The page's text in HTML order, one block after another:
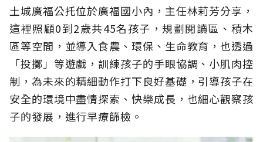
土城廣福公托位於廣福國小內，主任林莉芳分享，
這裡照顧0到2歲共45名孩子，規劃閱讀區、積木
區等空間，並導入食農、環保、生命教育，也透過
「投擲」等遊戲，訓練孩子的手眼協調、小肌肉控
制，為未來的精細動作打下良好基礎，引導孩子在
安全的環境中盡情探索、快樂成長，也細心觀察孩
子的發展，進行早療篩檢。